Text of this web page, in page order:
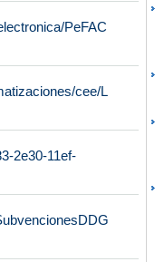
PeFAC
cee/L
2e30-11ef-